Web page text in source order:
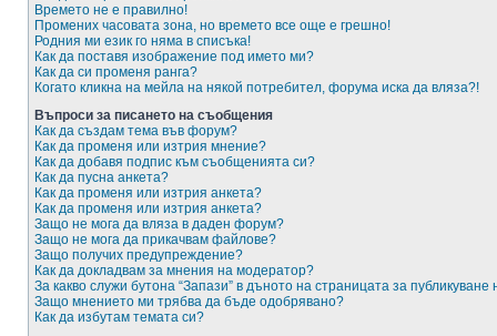
Времето не е правилно!
Промених часовата зона, но времето все още е грешно!
Родния ми език го няма в списъка!
Как да поставя изображение под името ми?
Как да си променя ранга?
Когато кликна на мейла на някой потребител, форума иска да вляза?!
Въпроси за писането на съобщения
Как да създам тема във форум?
Как да променя или изтрия мнение?
Как да добавя подпис към съобщенията си?
Как да пусна анкета?
Как да променя или изтрия анкета?
Как да променя или изтрия анкета?
Защо не мога да вляза в даден форум?
Защо не мога да прикачвам файлове?
Защо получих предупреждение?
Как да докладвам за мнения на модератор?
За какво служи бутона “Запази” в дъното на страницата за
Защо мнението ми трябва да бъде одобрявано?
Как да избутам темата си?